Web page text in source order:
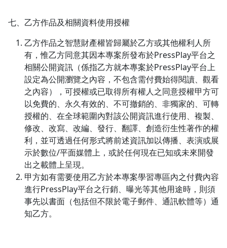
七、乙方作品及相關資料使用授權
乙方作品之智慧財產權皆歸屬於乙方或其他權利人所
有，惟乙方同意其因本專案所發布於PressPlay平台之
相關公開資訊（係指乙方就本專案於PressPlay平台上
設定為公開瀏覽之內容，不包含需付費始得閱讀、觀看
之內容），可授權或已取得所有權人之同意授權甲方可
以免費的、永久有效的、不可撤銷的、非獨家的、可轉
授權的、在全球範圍內對該公開資訊進行使用、複製、
修改、改寫、改編、發行、翻譯、創造衍生性著作的權
利，並可透過任何形式將前述資訊加以傳播、表演或展
示於數位/平面媒體上，或於任何現在已知或未來開發
出之載體上呈現。
甲方如有需要使用乙方於本專案學習專區內之付費內容
進行PressPlay平台之行銷、曝光等其他用途時，則須
事先以書面（包括但不限於電子郵件、通訊軟體等）通
知乙方。